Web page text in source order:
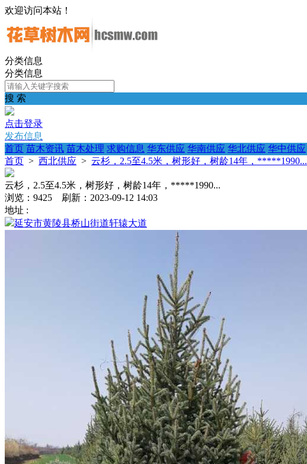
欢迎访问本站！
分类信息
分类信息
搜 索
点击登录
发布信息
首页 苗木资讯 苗木处理 求购信息 华东供应 华南供应 华北供应 华中供应
首页 > 西北供应 > 云杉，2.5至4.5米，树形好，树龄14年，*****1990...
云杉，2.5至4.5米，树形好，树龄14年，*****1990...
浏览：9425 刷新：2023-09-12 14:03
地址 :
延安市黄陵县桥山街道轩辕大道